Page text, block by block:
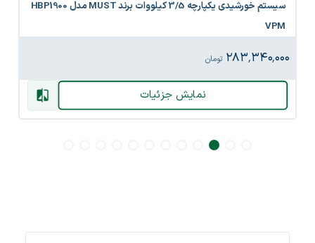
سیستم خورشیدی یکپارچه 3/5 کیلووات برند MUST مدل HBP1900
VPM
۲۸۳٬۳۴۰٬۰۰۰ تومان
نمایش جزئیات